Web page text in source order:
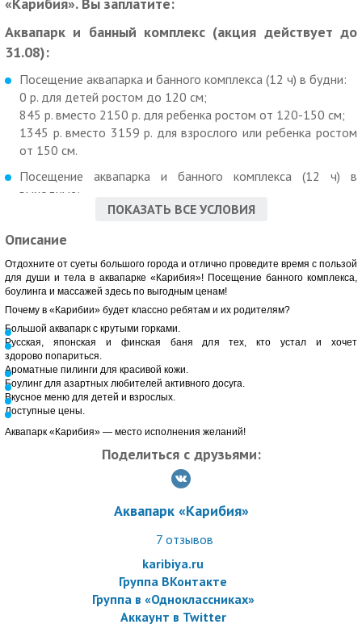
Аквапарк и банный комплекс (акция действует до
31.08):
Посещение аквапарка и банного комплекса (12 ч) в будни:
0 р. для детей ростом до 120 см;
845 р. вместо 2150 р. для ребенка ростом от 120-150 см;
1345 р. вместо 3159 р. для взрослого или ребенка ростом
от 150 см.
Посещение аквапарка и банного комплекса (12 ч) в
выходные:
0 р. для детей ростом до 120 см;
см;
1815 р. вместо 3990 р. для взрослого или ребенка ростом
от 150 см.
Массажи (акция действует до 31.08):
Балийский, тайский или классический массаж зоны на выбор
(30 мин) + посещение аквапарка и банного комплекса (3 ч
30 мин):
1650 р. вместо 3300 р. за комплекс (пн-чт);
1850 р. вместо 3700 р. за комплекс (пт-вс).
Балийский или тайский массаж в салоне (1 ч) + кофейный
или медово-солевой пилинг в банном комплексе и
посещение аквапарка и банного комплекса (4 ч):
2965 р. вместо 5930 р. за комплекс (пн-чт);
3140 р. вместо 6280 р. за комплекс (пт-вс).
вениками в банном комплексе и посещение аквапарка и
банного комплекса (4 ч):
2965 р. вместо 5930 р. за комплекс (пн-чт);
3140 р. вместо 6280 р. за комплекс (пт-вс).
В банный комплекс входит:
ПОКАЗАТЬ ВСЕ УСЛОВИЯ
Описание
Отдохните от суеты большого города и отлично проведите время с пользой
для души и тела в аквапарке «Карибия»! Посещение банного комплекса,
боулинга и массажей здесь по выгодным ценам!
Почему в «Карибии» будет классно ребятам и их родителям?
Большой аквапарк с крутыми горками.
Русская, японская и финская баня для тех, кто устал и хочет
здорово попариться.
Ароматные пилинги для красивой кожи.
Боулинг для азартных любителей активного досуга.
Вкусное меню для детей и взрослых.
Доступные цены.
Аквапарк «Карибия» — место исполнения желаний!
Поделиться с друзьями:
Аквапарк «Карибия»
7 отзывов
karibiya.ru
Группа ВКонтакте
Группа в «Одноклассниках»
Аккаунт в Twitter